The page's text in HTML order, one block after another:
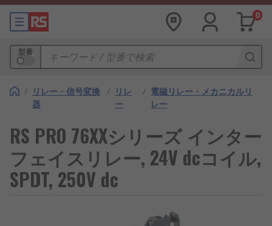
0
型番
/ リレー・信号変換
器
/ リレ
ー
/ 電磁リレー・メカニカルリ
レー
RS PRO 76XXシリーズ インター
フェイスリレー, 24V dcコイル,
SPDT, 250V dc